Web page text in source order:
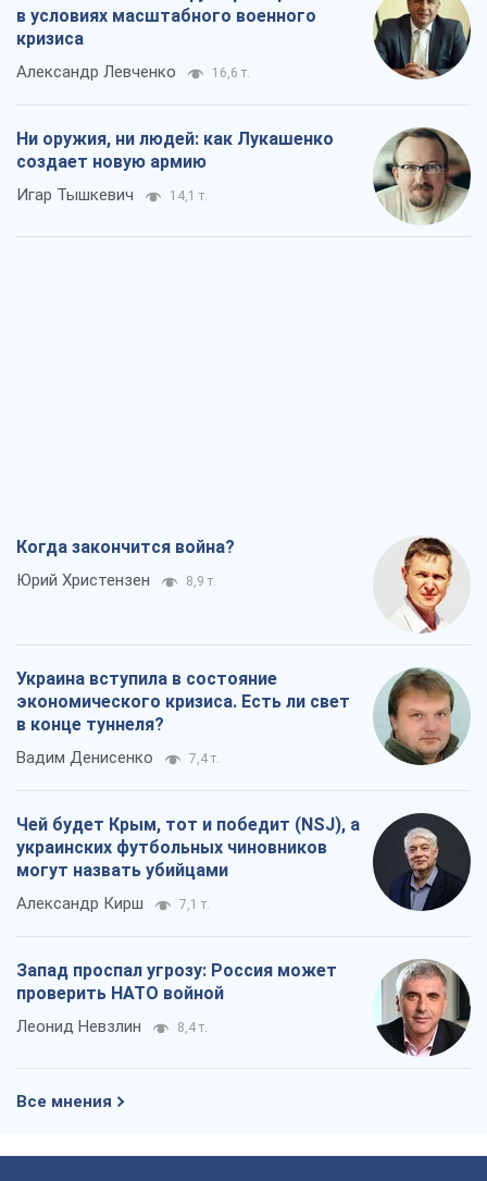
в условиях масштабного военного
кризиса
Александр Левченко 16,6 т.
Ни оружия, ни людей: как Лукашенко
создает новую армию
Игар Тышкевич 14,1 т.
Когда закончится война?
Юрий Христензен 8,9 т.
Украина вступила в состояние
экономического кризиса. Есть ли свет
в конце туннеля?
Вадим Денисенко 7,4 т.
Чей будет Крым, тот и победит (NSJ), а
украинских футбольных чиновников
могут назвать убийцами
Александр Кирш 7,1 т.
Запад проспал угрозу: Россия может
проверить НАТО войной
Леонид Невзлин 8,4 т.
Все мнения